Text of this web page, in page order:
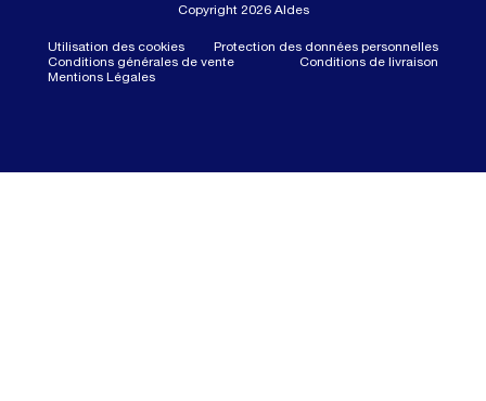
Copyright 2026 Aldes
Utilisation des cookies
Protection des données personnelles
Conditions générales de vente
Conditions de livraison
Mentions Légales